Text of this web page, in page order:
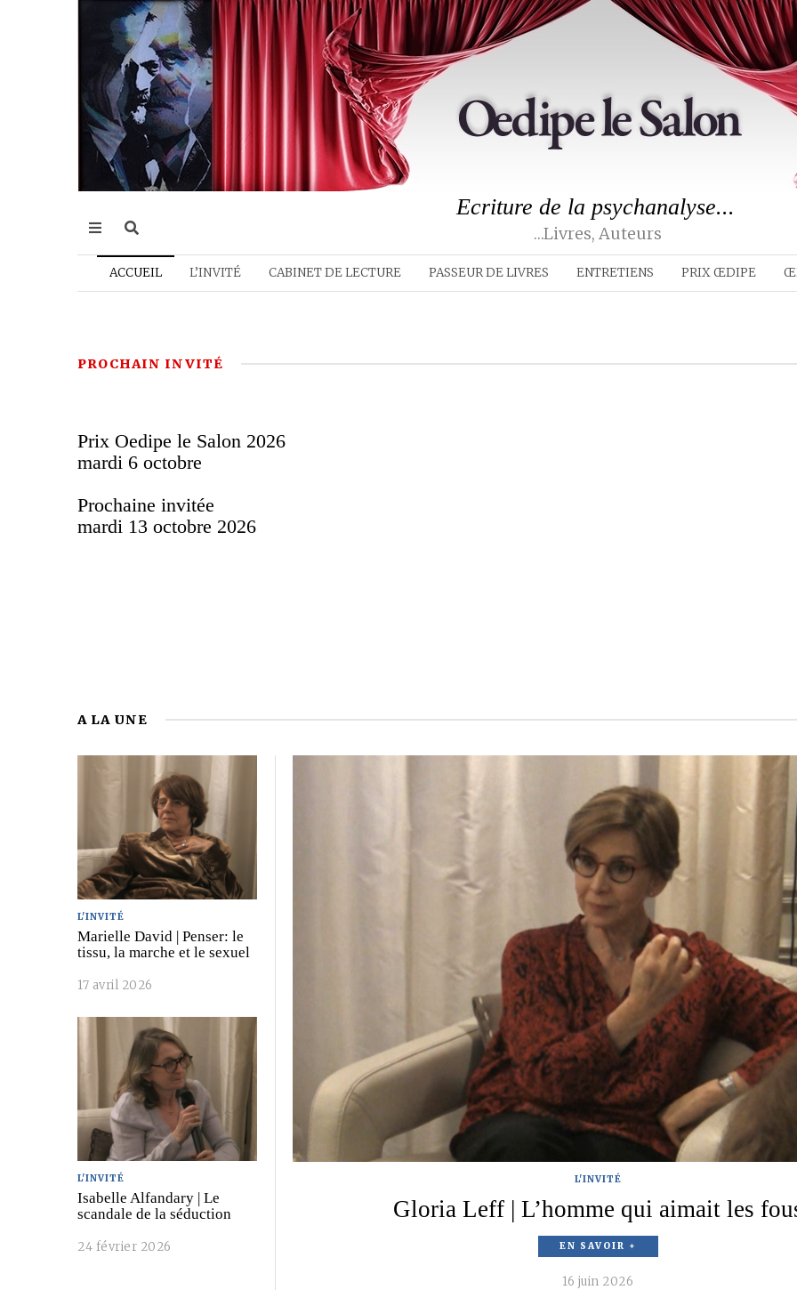
Ecriture de la psychanalyse...
…livres, Auteurs
ACCUEIL L’INVITÉ CABINET DE LECTURE PASSEUR DE LIVRES ENTRETIENS PRIX ŒDIPE
PROCHAIN INVITÉ
Prix Oedipe le Salon 2026
mardi 6 octobre
Prochaine invitée
mardi 13 octobre 2026
A LA UNE
L'INVITÉ
Gloria Leff | L’homme qui aimait les
EN SAVOIR +
16 juin 2026
L'INVITÉ
Marielle David | Penser: le
tissu, la marche et le sexuel
17 avril 2026
L'INVITÉ
Isabelle Alfandary | Le
scandale de la séduction
24 février 2026